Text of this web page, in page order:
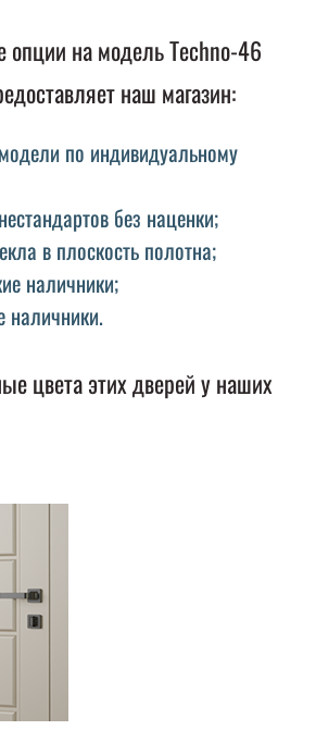
на модель Techno-46
наш магазин:
по индивидуальному
без наценки;
в плоскость полотна;
наличники;
наличники.
цвета этих дверей у наших